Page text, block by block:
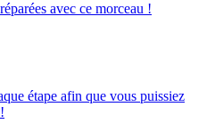
avec ce morceau !
étape afin que vous puissiez